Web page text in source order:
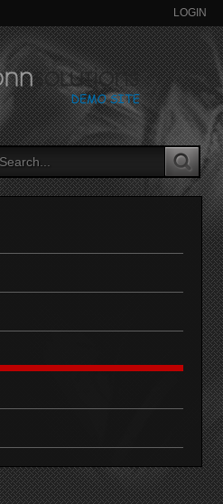
LOGIN